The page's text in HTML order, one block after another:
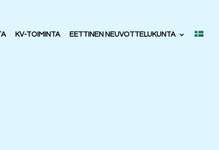
KV-TOIMINTA EETTINEN NEUVOTTELUKUNTA